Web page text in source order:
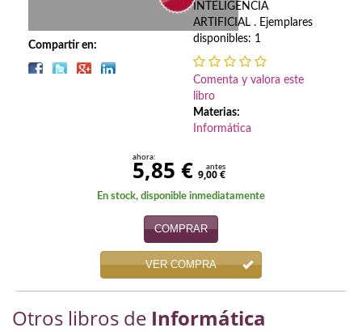
Deportes
Derecho
Compartir en:
INTELIGENCIA
ARTIFICIAL . Ejemplares
disponibles: 1
Comenta y valora este
libro
Materias:
Informática
ahora:
5,85 € antes
9,00 €
En stock, disponible inmediatamente
COMPRAR
VER COMPRA
Otros libros de Informática